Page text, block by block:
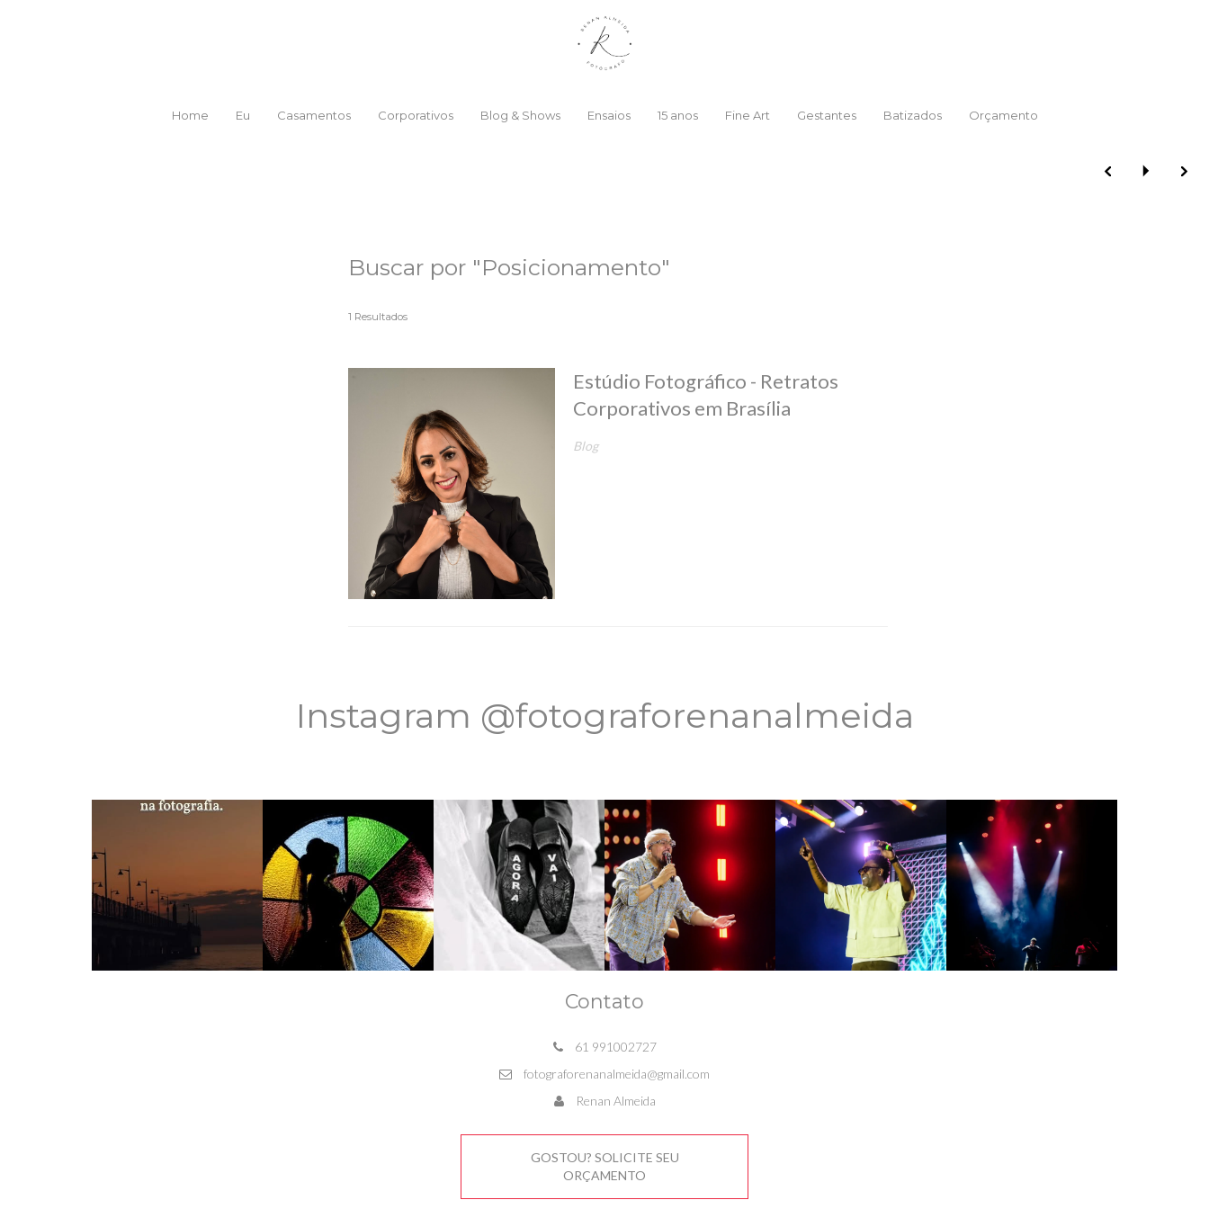
Home Eu Casamentos Corporativos Blog & Shows Ensaios 15 anos Fine Art Gestantes Batizados Orçamento
Buscar por "Posicionamento"
1 Resultados
Estúdio Fotográfico - Retratos
Corporativos em Brasília
Blog
Instagram @fotograforenanalmeida
Contato
61 991002727
fotograforenanalmeida@gmail.com
Renan Almeida
GOSTOU? SOLICITE SEU
ORÇAMENTO